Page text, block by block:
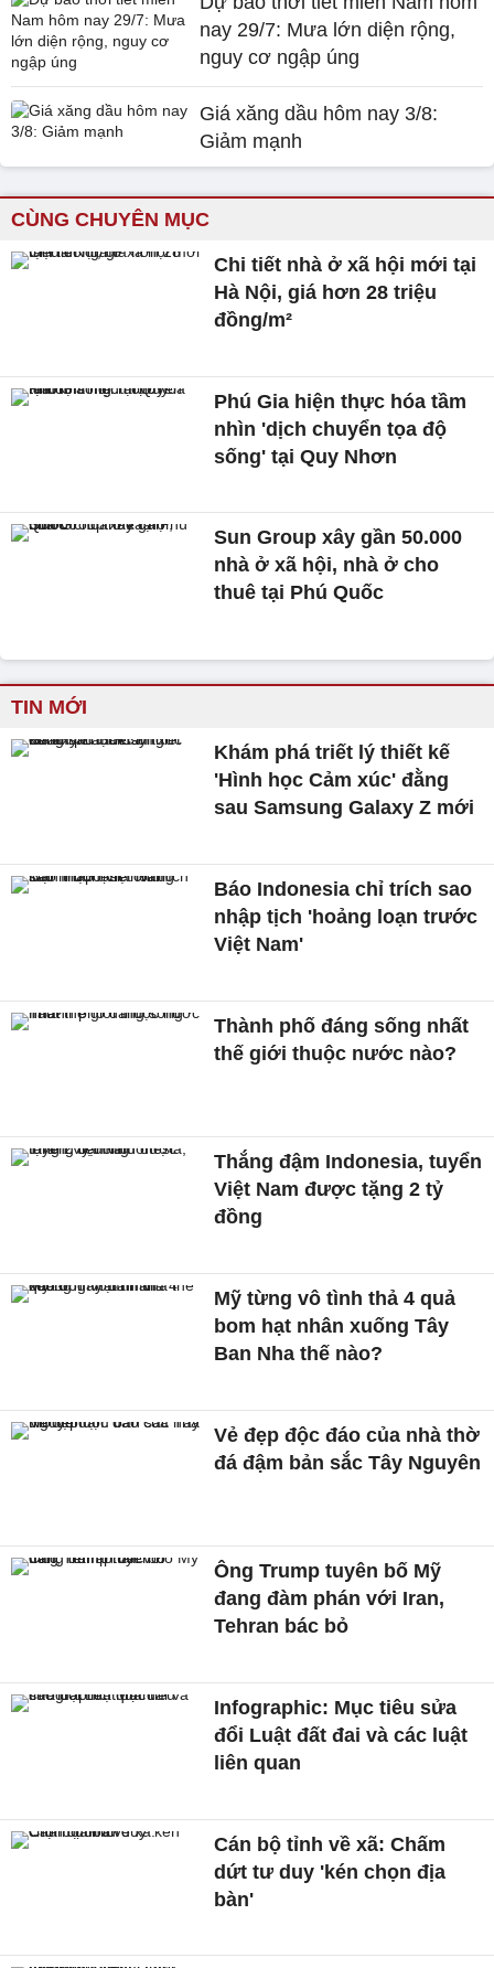
nay 29/7: Mưa lớn diện rộng,
nguy cơ ngập úng
Giá xăng dầu hôm nay 3/8:
Giảm mạnh
CÙNG CHUYÊN MỤC
Chi tiết nhà ở xã hội mới tại
Hà Nội, giá hơn 28 triệu
đồng/m²
Phú Gia hiện thực hóa tầm
nhìn 'dịch chuyển tọa độ
sống' tại Quy Nhơn
Sun Group xây gần 50.000
nhà ở xã hội, nhà ở cho
thuê tại Phú Quốc
TIN MỚI
Khám phá triết lý thiết kế
'Hình học Cảm xúc' đằng
sau Samsung Galaxy Z mới
Báo Indonesia chỉ trích sao
nhập tịch 'hoảng loạn trước
Việt Nam'
Thành phố đáng sống nhất
thế giới thuộc nước nào?
Thắng đậm Indonesia, tuyển
Việt Nam được tặng 2 tỷ
đồng
Mỹ từng vô tình thả 4 quả
bom hạt nhân xuống Tây
Ban Nha thế nào?
Vẻ đẹp độc đáo của nhà thờ
đá đậm bản sắc Tây Nguyên
Ông Trump tuyên bố Mỹ
đang đàm phán với Iran,
Tehran bác bỏ
Infographic: Mục tiêu sửa
đổi Luật đất đai và các luật
liên quan
Cán bộ tỉnh về xã: Chấm
dứt tư duy 'kén chọn địa
bàn'